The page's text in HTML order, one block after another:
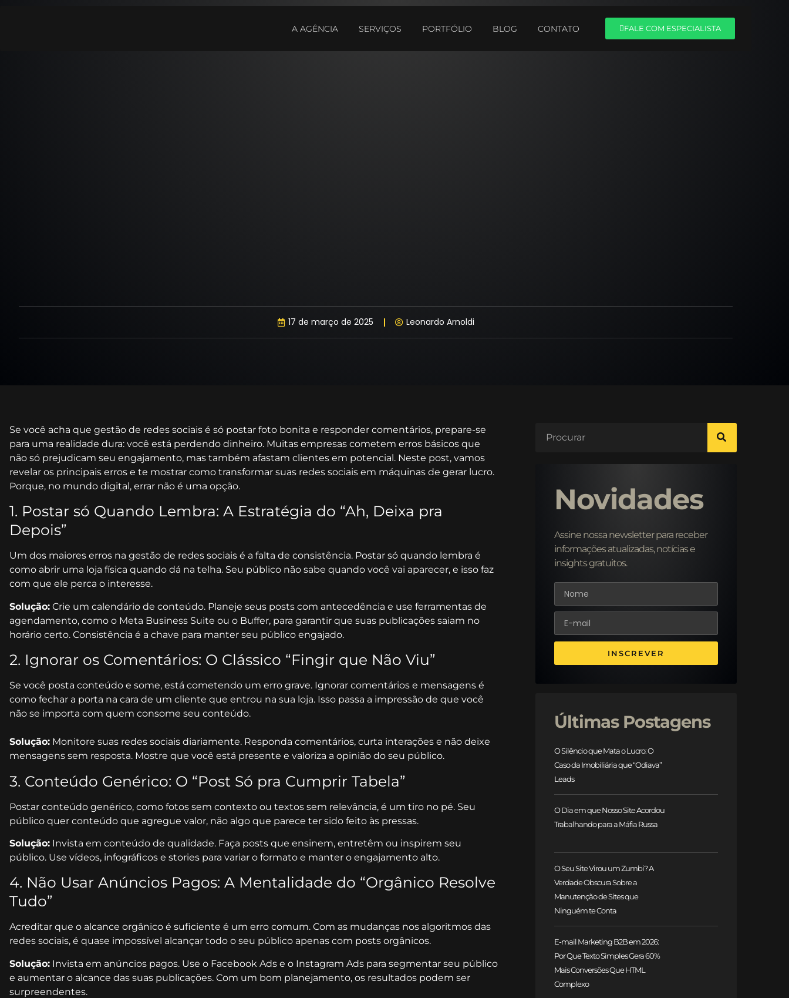
A AGÊNCIA SERVIÇOS PORTFÓLIO BLOG CONTATO FALE COM ESPECIALISTA
17 de março de 2025 Leonardo Arnoldi
Se você acha que gestão de redes sociais é só postar foto bonita e responder comentários, prepare-se
para uma realidade dura: você está perdendo dinheiro. Muitas empresas cometem erros básicos que
não só prejudicam seu engajamento, mas também afastam clientes em potencial. Neste post, vamos
revelar os principais erros e te mostrar como transformar suas redes sociais em máquinas de gerar lucro.
Porque, no mundo digital, errar não é uma opção.
1. Postar só Quando Lembra: A Estratégia do “Ah, Deixa pra
Depois”
Um dos maiores erros na gestão de redes sociais é a falta de consistência. Postar só quando lembra é
como abrir uma loja física quando dá na telha. Seu público não sabe quando você vai aparecer, e isso faz
com que ele perca o interesse.
Solução: Crie um calendário de conteúdo. Planeje seus posts com antecedência e use ferramentas de
agendamento, como o Meta Business Suite ou o Buffer, para garantir que suas publicações saiam no
horário certo. Consistência é a chave para manter seu público engajado.
2. Ignorar os Comentários: O Clássico “Fingir que Não Viu”
Se você posta conteúdo e some, está cometendo um erro grave. Ignorar comentários e mensagens é
como fechar a porta na cara de um cliente que entrou na sua loja. Isso passa a impressão de que você
não se importa com quem consome seu conteúdo.
Solução: Monitore suas redes sociais diariamente. Responda comentários, curta interações e não deixe
mensagens sem resposta. Mostre que você está presente e valoriza a opinião do seu público.
3. Conteúdo Genérico: O “Post Só pra Cumprir Tabela”
Postar conteúdo genérico, como fotos sem contexto ou textos sem relevância, é um tiro no pé. Seu
público quer conteúdo que agregue valor, não algo que parece ter sido feito às pressas.
Solução: Invista em conteúdo de qualidade. Faça posts que ensinem, entretêm ou inspirem seu
público. Use vídeos, infográficos e stories para variar o formato e manter o engajamento alto.
4. Não Usar Anúncios Pagos: A Mentalidade do “Orgânico Resolve
Tudo”
Acreditar que o alcance orgânico é suficiente é um erro comum. Com as mudanças nos algoritmos das
redes sociais, é quase impossível alcançar todo o seu público apenas com posts orgânicos.
Solução: Invista em anúncios pagos. Use o Facebook Ads e o Instagram Ads para segmentar seu público
e aumentar o alcance das suas publicações. Com um bom planejamento, os resultados podem ser
surpreendentes.
Novidades
Assine nossa newsletter para receber
informações atualizadas, notícias e
insights gratuitos.
INSCREVER
Últimas Postagens
O Silêncio que Mata o Lucro: O
Caso da Imobiliária que “Odiava”
Leads
O Dia em que Nosso Site Acordou
Trabalhando para a Máfia Russa
O Seu Site Virou um Zumbi? A
Verdade Obscura Sobre a
Manutenção de Sites que
Ninguém te Conta
E-mail Marketing B2B em 2026:
Por Que Texto Simples Gera 60%
Mais Conversões Que HTML
Complexo